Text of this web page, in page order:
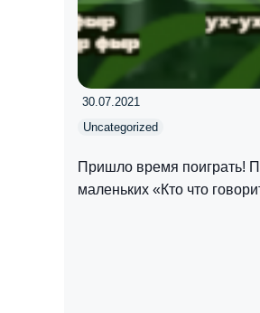
30.07.2021
Uncategorized
Пришло время поиграть!
маленьких «Кто что